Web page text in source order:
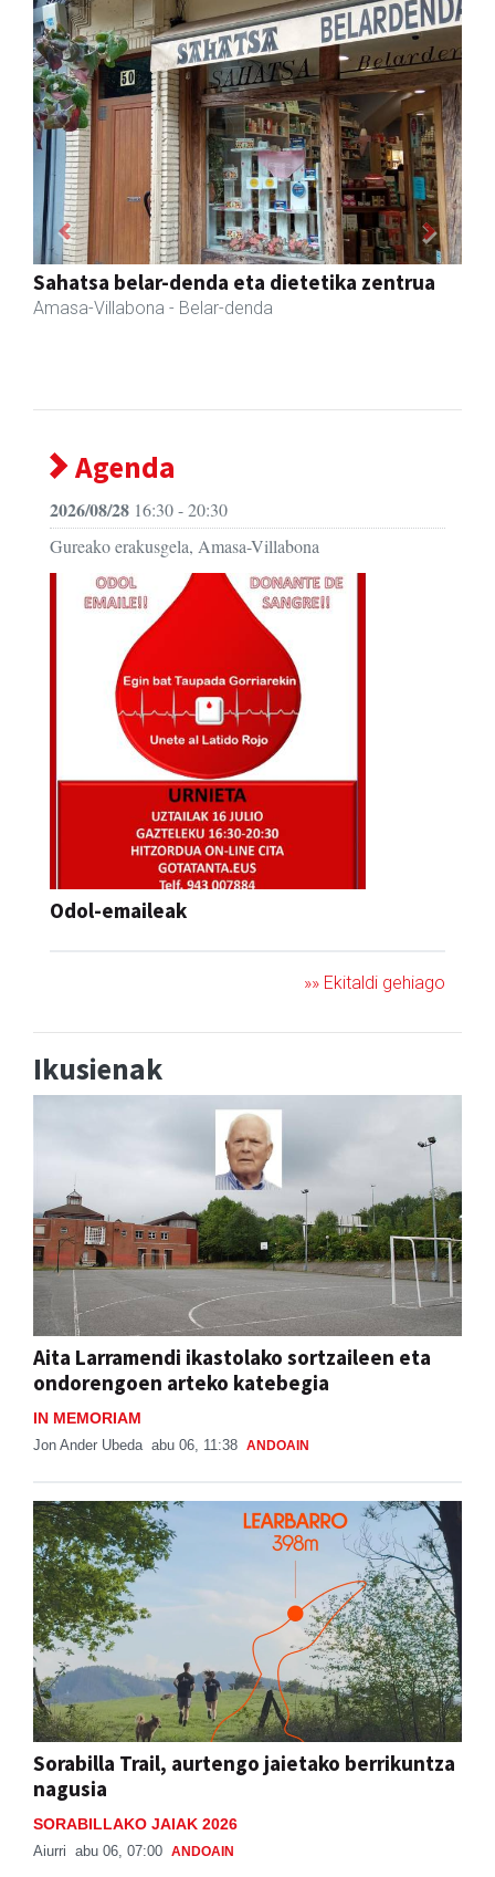
Akam espazioa
Amasa-Villabona - Arropa-dendak
Previous Next
Agenda
2026/08/28 16:30 - 20:30
Gureako erakusgela, Amasa-Villabona
Odol-emaileak
»» Ekitaldi gehiago
Ikusienak
Aita Larramendi ikastolako sortzaileen eta
ondorengoen arteko katebegia
IN MEMORIAM
Jon Ander Ubeda abu 06, 11:38 ANDOAIN
Sorabilla Trail, aurtengo jaietako berrikuntza
nagusia
SORABILLAKO JAIAK 2026
Aiurri abu 06, 07:00 ANDOAIN